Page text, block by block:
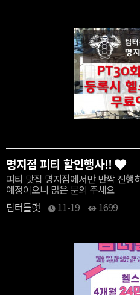
명지점 피티 할인행사!!
피티 맛집 명지점에서만 반짝 진행
예정이오니 많은 문의 주세요
팀터틀랫
11-19 1699